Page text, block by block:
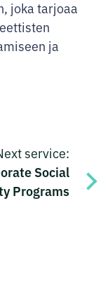
joka tarjoaa
ja
service:
Social
Programs